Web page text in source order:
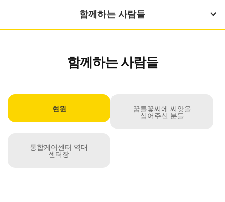
함께하는 사람들
함께하는 사람들
현원
꿈틀꽃씨에 씨앗을
심어주신 분들
통합케어센터 역대
센터장